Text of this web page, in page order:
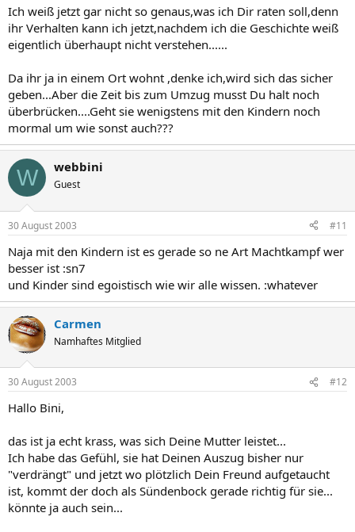
Ich weiß jetzt gar nicht so genaus,was ich Dir raten soll,denn
ihr Verhalten kann ich jetzt,nachdem ich die Geschichte weiß
eigentlich überhaupt nicht verstehen......
Da ihr ja in einem Ort wohnt ,denke ich,wird sich das sicher
geben...Aber die Zeit bis zum Umzug musst Du halt noch
überbrücken....Geht sie wenigstens mit den Kindern noch
mormal um wie sonst auch???
W webbini
Guest
30 August 2003 #11
Naja mit den Kindern ist es gerade so ne Art Machtkampf wer
besser ist :sn7
und Kinder sind egoistisch wie wir alle wissen. :whatever
Carmen
Namhaftes Mitglied
30 August 2003 #12
Hallo Bini,
das ist ja echt krass, was sich Deine Mutter leistet...
Ich habe das Gefühl, sie hat Deinen Auszug bisher nur
"verdrängt" und jetzt wo plötzlich Dein Freund aufgetaucht
ist, kommt der doch als Sündenbock gerade richtig für sie...
könnte ja auch sein...